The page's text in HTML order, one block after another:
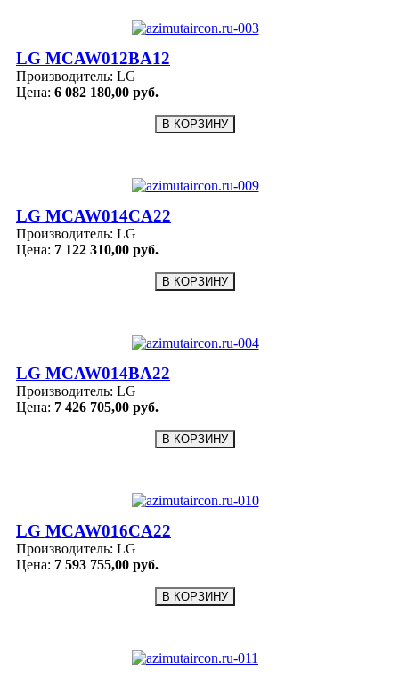
LG MCAW012BA12
Производитель: LG
Цена: 6 082 180,00 руб.
LG MCAW014CA22
Производитель: LG
Цена: 7 122 310,00 руб.
LG MCAW014BA22
Производитель: LG
Цена: 7 426 705,00 руб.
LG MCAW016CA22
Производитель: LG
Цена: 7 593 755,00 руб.